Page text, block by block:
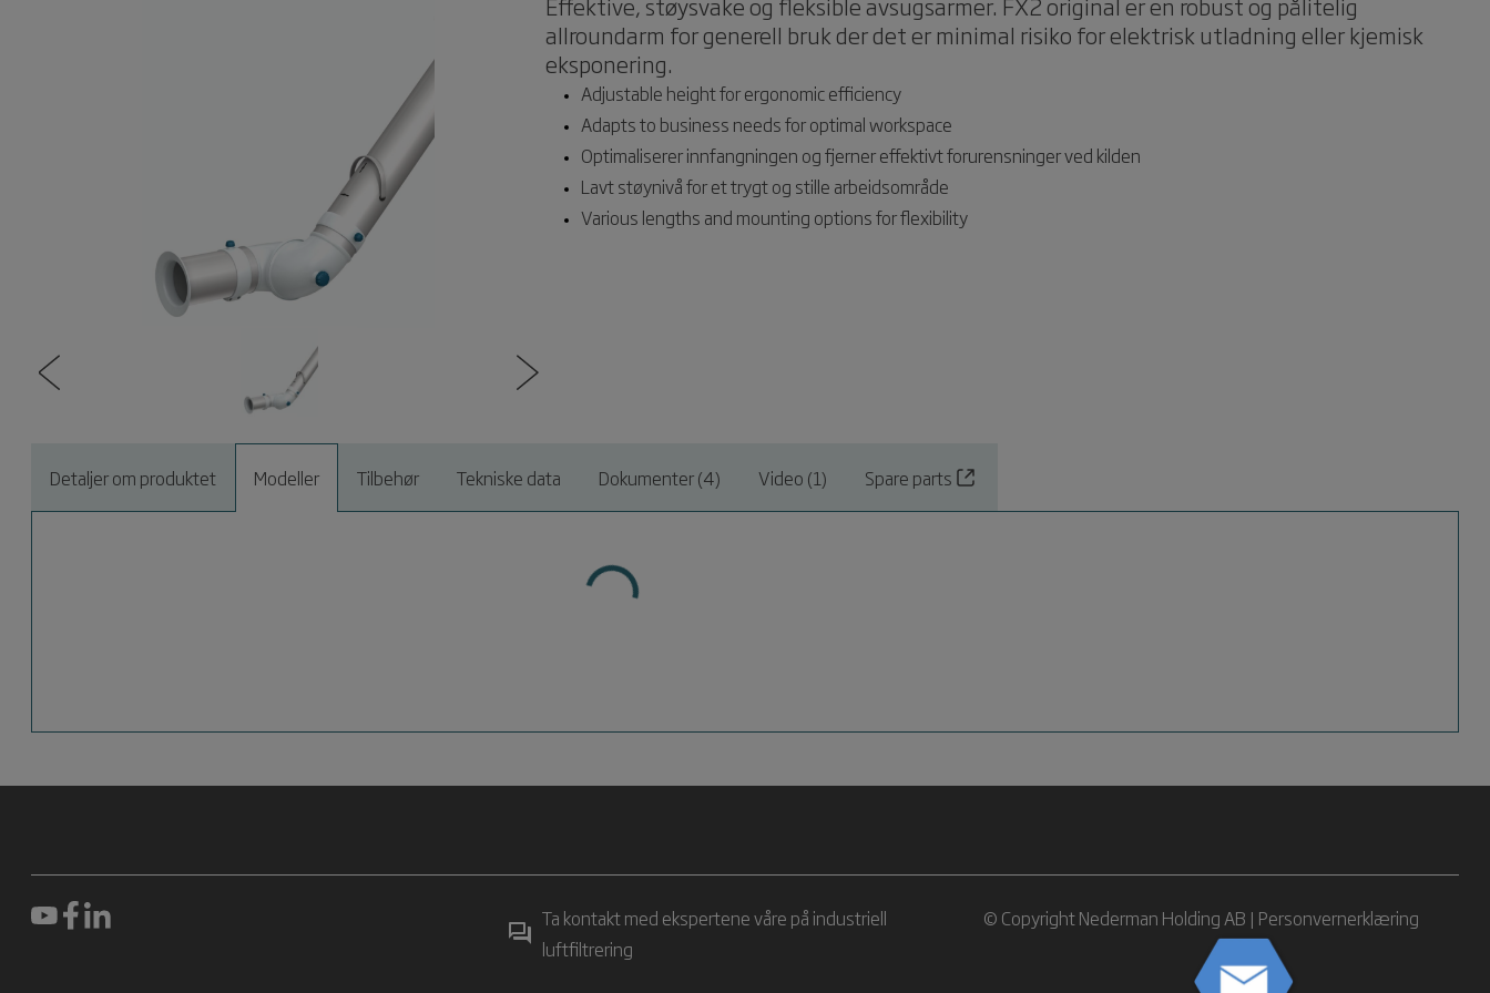
allroundarm for generell bruk der det er minimal risiko for elektrisk utladning eller kjemisk
eksponering.
Adjustable height for ergonomic efficiency
Adapts to business needs for optimal workspace
Optimaliserer innfangningen og fjerner effektivt forurensninger ved kilden
Lavt støynivå for et trygt og stille arbeidsområde
Various lengths and mounting options for flexibility
Detaljer om produktet Modeller Tilbehør Tekniske data Dokumenter (4) Video (1) Spare parts
Ta kontakt med ekspertene våre på industriell
luftfiltrering
© Copyright Nederman Holding AB | Personvernerklæring